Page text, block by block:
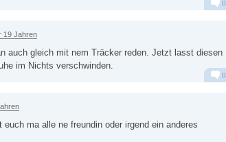
0
19 Jahren
auch gleich mit nem Träcker reden. Jetzt lasst diesen
im Nichts verschwinden.
0
euch ma alle ne freundin oder irgend ein anderes